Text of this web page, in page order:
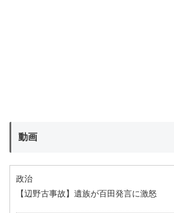
動画
政治
【辺野古事故】遺族が百田発言に激怒